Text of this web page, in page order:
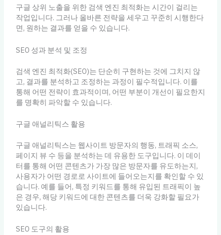
구글 상위 노출을 위한 검색 엔진 최적화는 시간이 걸리는
작업입니다. 그러나 올바른 전략을 세우고 꾸준히 시행한다
면, 원하는 결과를 얻을 수 있습니다.
SEO 성과 분석 및 조정
검색 엔진 최적화(SEO)는 단순히 구현하는 것에 그치지 않
고, 결과를 분석하고 조정하는 과정이 필수적입니다. 이를
통해 어떤 전략이 효과적이며, 어떤 부분이 개선이 필요한지
를 명확히 파악할 수 있습니다.
구글 애널리틱스 활용
구글 애널리틱스는 웹사이트 방문자의 행동, 트래픽 소스,
페이지 뷰 수 등을 분석하는 데 유용한 도구입니다. 이 데이
터를 통해 어떤 콘텐츠가 가장 많은 방문자를 유도하는지,
사용자가 어떤 경로로 사이트에 들어오는지를 확인할 수 있
습니다. 예를 들어, 특정 키워드를 통해 유입된 트래픽이 높
은 경우, 해당 키워드에 대한 콘텐츠를 더욱 강화할 필요가
있습니다.
SEO 도구의 활용